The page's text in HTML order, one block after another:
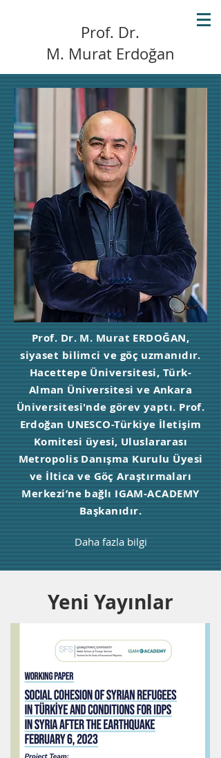
Prof. Dr.
M. Murat Erdoğan
Prof. Dr. M. Murat ERDOĞAN,
siyaset bilimci ve göç uzmanıdır.
Hacettepe Üniversitesi, Türk-
Alman Üniversitesi ve Ankara
Üniversitesi'nde görev yaptı. Prof.
Erdoğan UNESCO-Türkiye İletişim
Komitesi üyesi, Uluslararası
Metropolis Danışma Kurulu Üyesi
ve İltica ve Göç Araştırmaları
Merkezi’ne bağlı IGAM-ACADEMY
Başkanıdır.
Daha fazla bilgi
Yeni Yayınlar